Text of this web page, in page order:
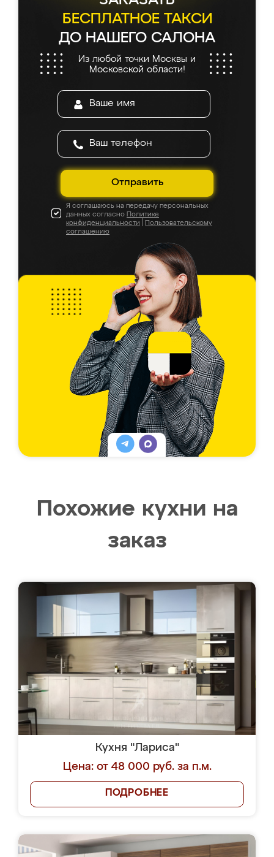
БЕСПЛАТНОЕ ТАКСИ
ДО НАШЕГО САЛОНА
Из любой точки Москвы и
Московской области!
Отправить
Я соглашаюсь на передачу персональных
данных согласно Политике
конфиденциальности
Пользовательскому
соглашению
Похожие кухни на
заказ
Кухня "Лариса"
Цена: от 48 000 руб. за п.м.
ПОДРОБНЕЕ